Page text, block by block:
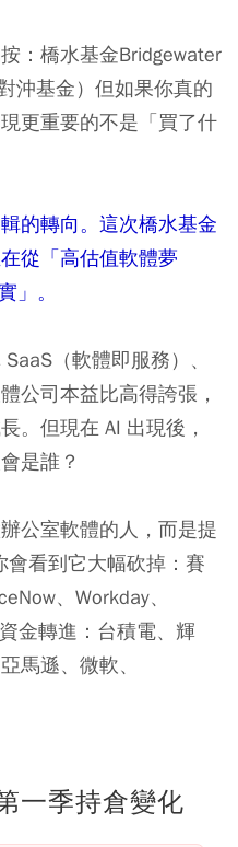
：橋水基金Bridgewater
沖基金）但如果你真的
更重要的不是「買了什
的轉向。這次橋水基金
從「高估值軟體夢
」。
（軟體即服務）、
公司本益比高得誇張，
。但現在 AI 出現後，
是誰？
公室軟體的人，而是提
會看到它大幅砍掉：賽
、Workday、
金轉進：台積電、輝
馬遜、微軟、
一季持倉變化